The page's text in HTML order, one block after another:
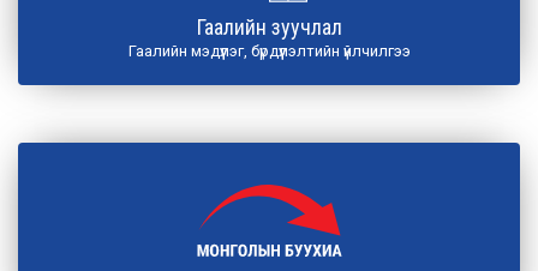
Гаалийн зуучлал
Гаалийн мэдүүлэг, бүрдүүлэлтийн үйлчилгээ